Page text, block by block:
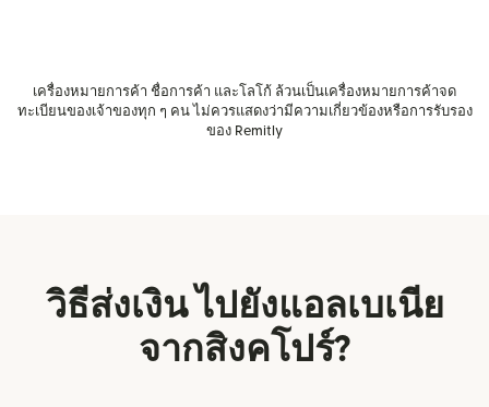
เครื่องหมายการค้า ชื่อการค้า และโลโก้ ล้วนเป็นเครื่องหมายการค้าจด
ทะเบียนของเจ้าของทุก ๆ คน ไม่ควรแสดงว่ามีความเกี่ยวข้องหรือการรับรอง
ของ Remitly
วิธีส่งเงิน ไปยังแอลเบเนีย
จากสิงคโปร์?